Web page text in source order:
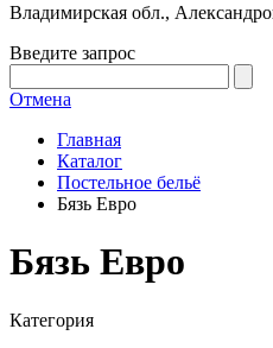
Владимирская обл.,
Введите запрос
Отмена
Главная
Каталог
Постельное бельё
Бязь Евро
Бязь Евро
Категория